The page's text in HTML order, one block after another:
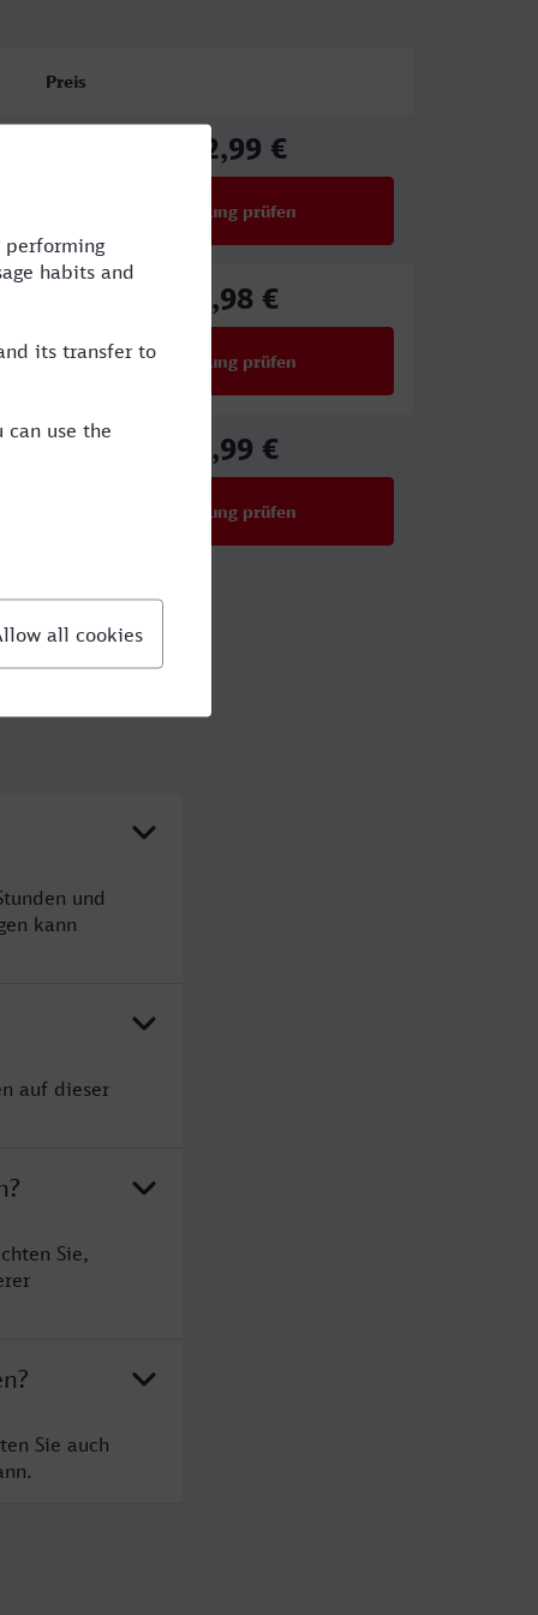
Preis
102,99 €
Verbindung prüfen
72,98 €
Verbindung prüfen
86,99 €
Verbindung prüfen
und
kann
auf dieser
Sie,
Sie auch